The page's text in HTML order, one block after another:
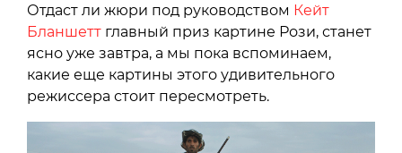
Отдаст ли жюри под руководством Кейт
Бланшетт главный приз картине Рози, станет
ясно уже завтра, а мы пока вспоминаем,
какие еще картины этого удивительного
режиссера стоит пересмотреть.